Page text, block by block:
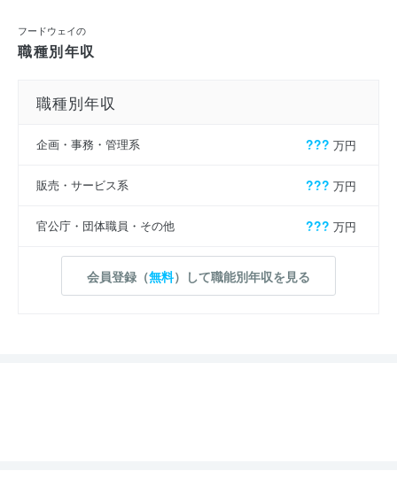
フードウェイの
職種別年収
職種別年収
企画・事務・管理系 ??? 万円
販売・サービス系 ??? 万円
官公庁・団体職員・その他 ??? 万円
会員登録（無料）して職能別年収を見る